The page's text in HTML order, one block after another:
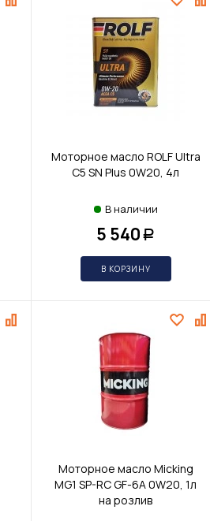
Моторное масло ROLF Ultra
С5 SN Plus 0W20, 4л
В наличии
5 540 Р
В КОРЗИНУ
Моторное масло Micking
MG1 SP-RC GF-6A 0W20, 1л
на розлив